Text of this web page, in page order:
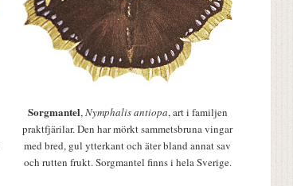
Sorgmantel,Nymphalis antiopa, art i familjen
praktfjärilar. Den har mörkt sammetsbruna vingar
med bred, gul ytterkant och äter bland annat sav
och rutten frukt. Sorgmantel finns i hela Sverige.